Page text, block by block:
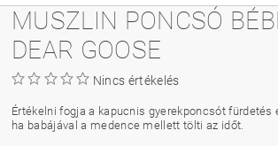
MUSZLIN PONCSÓ
DEAR GOOSE
Nincs értékelés
Értékelni fogja a kapucnis gyerekponcsót fürdetés
ha babájával a medence mellett tölti az időt.